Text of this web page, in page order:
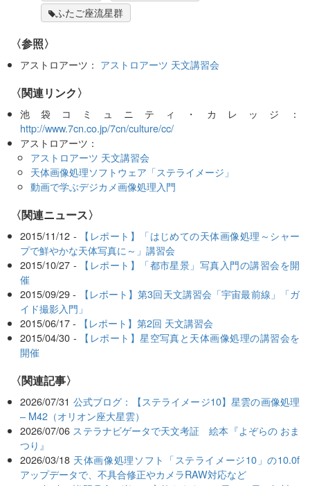
ふたご座流星群
〈参照〉
アストロアーツ： アストロアーツ 天文講習会
〈関連リンク〉
池袋コミュニティ・カレッジ：
http://www.7cn.co.jp/7cn/culture/cc/
アストロアーツ：
アストロアーツ 天文講習会
天体画像処理ソフトウェア「ステライメージ」
動画で学ぶデジカメ画像処理入門
〈関連ニュース〉
2015/11/12 -
【レポート】「はじめての天体画像処理～シャー
プで鮮やかな天体写真に～」講習会
2015/10/27 -
【レポート】「都市星景」写真入門の講習会を開
催
2015/09/29 -
【レポート】第3回天文講習会「宇宙最前線」「ガ
イド撮影入門」
2015/06/17 -
【レポート】第2回 天文講習会
2015/04/30 -
【レポート】星空写真と天体画像処理の講習会を
開催
関連記事
2026/07/31 公式ブログ：【ステライメージ10】星雲の画像処理
– M42（オリオン座大星雲）
2026/07/06 ステラナビゲータで天文考証 絵本『よぞらの おま
つり』
2026/03/18 天体画像処理ソフト「ステライメージ10」の10.0f
アップデータで、不具合修正やカメラRAW対応など